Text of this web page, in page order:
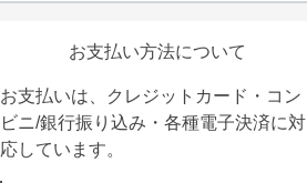
お支払い方法について
お支払いは、クレジットカード・コン
ビニ/銀行振り込み・各種電子決済に対
応しています。